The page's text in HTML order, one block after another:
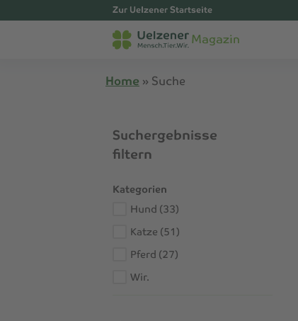
Zur Uelzener Startseite
Magazin
Home » Suche
Suchergebnisse
filtern
Kategorien
Hund (33)
Katze (51)
Pferd (27)
Wir.